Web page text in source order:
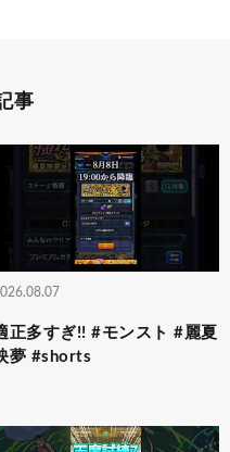
事
正多すぎ!! #モンスト #麗夏
夢 #shorts